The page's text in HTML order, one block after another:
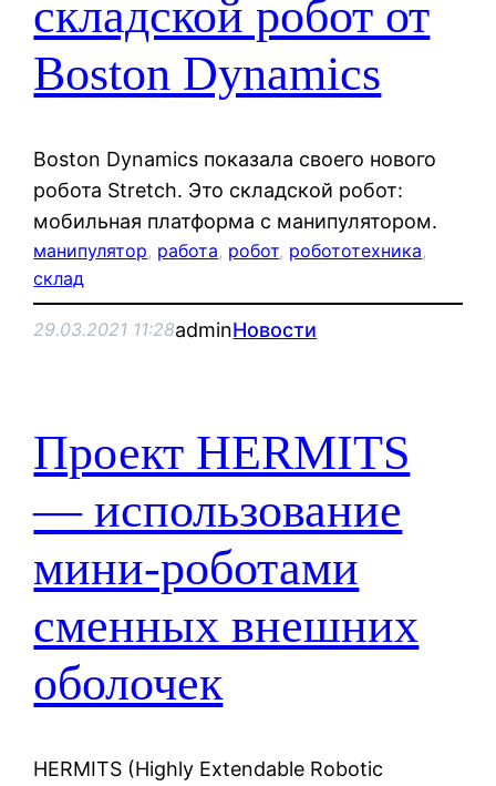
складской робот от
Boston Dynamics
Boston Dynamics показала своего нового
робота Stretch. Это складской робот:
мобильная платформа с манипулятором.
манипулятор, работа, робот, робототехника
склад
29.03.2021 11:28adminНовости
Проект HERMITS
— использование
мини-роботами
сменных внешних
оболочек
HERMITS (Highly Extendable Robotic